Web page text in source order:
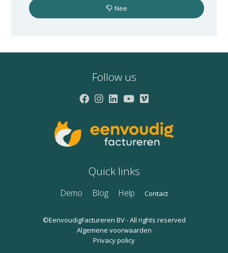
Nee
Follow us
Quick links
Demo Blog Help Contact
©EenvoudigFactureren BV - All rights reserved
Algemene voorwaarden
Privacy policy